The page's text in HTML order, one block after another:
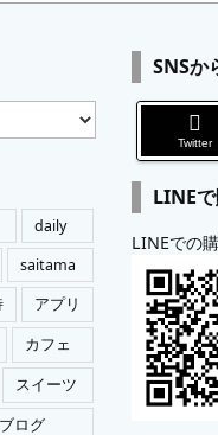
daily
saitama
アプリ
カフェ
スイーツ
ブログ
SNSか
Twitter
LINE
LINEでの